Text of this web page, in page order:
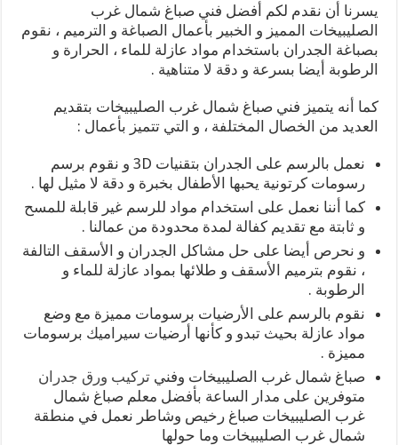
يسرنا أن نقدم لكم أفضل فني صباغ شمال غرب
الصليبيخات المميز و الخبير بأعمال الصباغة و الترميم ، نقوم
بصباغة الجدران باستخدام مواد عازلة للماء ، الحرارة و
الرطوبة أيضا بسرعة و دقة لا متناهية .
كما أنه يتميز فني صباغ شمال غرب الصليبيخات بتقديم
العديد من الخصال المختلفة ، و التي تتميز بأعمال :
نعمل بالرسم على الجدران بتقنيات 3D و نقوم برسم
رسومات كرتونية يحبها الأطفال بخبرة و دقة لا مثيل لها .
كما أننا نعمل على استخدام مواد للرسم غير قابلة للمسح
و ثابتة مع تقديم كفالة لمدة محدودة من عمالنا .
و نحرص أيضا على حل مشاكل الجدران و الأسقف التالفة
، نقوم بترميم الأسقف و طلائها بمواد عازلة للماء و
الرطوبة .
نقوم بالرسم على الأرضيات برسومات مميزة مع وضع
مواد عازلة بحيث تبدو و كأنها أرضيات سيراميك برسومات
مميزة .
صباغ شمال غرب الصليبيخات وفنيتركيب ورق جدران
متوفرين على مدار الساعة بأفضل معلم صباغ شمال
غرب الصليبيخات صباغ رخيص وشاطر نعمل في منطقة
شمال غرب الصليبيخات وما حولها